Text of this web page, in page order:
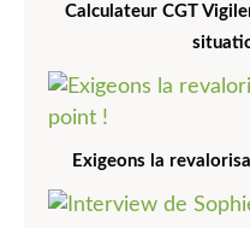
Calculateur CGT
Exigeons la